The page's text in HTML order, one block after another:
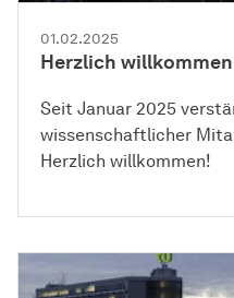
01.02.2025
Herzlich willkommen
Seit Januar 2025
wissenschaftlicher
Herzlich willkommen!